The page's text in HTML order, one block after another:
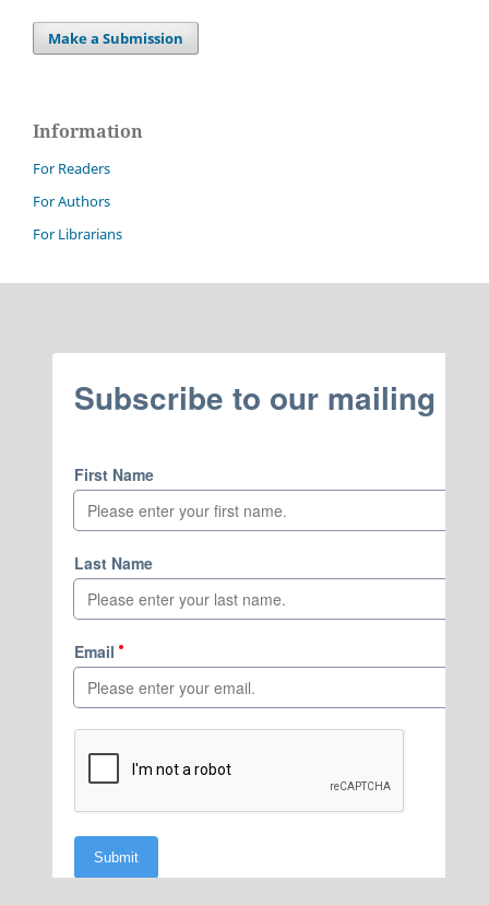
Make a Submission
Information
For Readers
For Authors
For Librarians